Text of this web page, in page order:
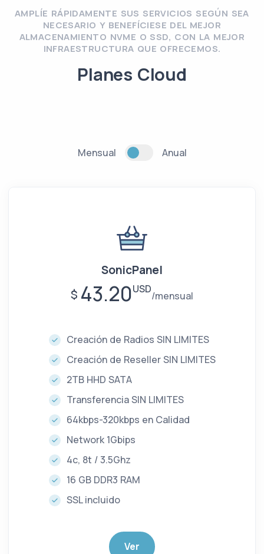
AMPLÍE RÁPIDAMENTE SUS SERVICIOS SEGÚN SEA
NECESARIO Y BENEFÍCIESE DEL MEJOR
ALMACENAMIENTO NVME O SSD, CON LA MEJOR
INFRAESTRUCTURA QUE OFRECEMOS.
Planes Cloud
Mensual Anual
SonicPanel
$ 43.20USD
mensual
Creación de Radios SIN LIMITES
Creación de Reseller SIN LIMITES
2TB HHD SATA
Transferencia SIN LIMITES
64kbps-320kbps en Calidad
Network 1Gbips
4c, 8t / 3.5Ghz
16 GB DDR3 RAM
SSL incluido
Ver